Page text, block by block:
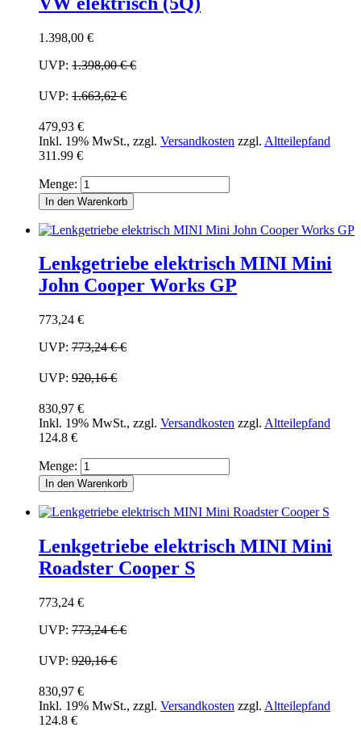
1.398,00 €
UVP: 1.398,00 €€
UVP: 1.663,62 €
479,93 €
Inkl. 19% MwSt., zzgl. Versandkosten zzgl. Altteilepfand
311.99 €
Menge:
In den Warenkorb
Lenkgetriebe elektrisch MINI Mini
John Cooper Works GP
773,24 €
UVP: 773,24 €€
UVP: 920,16 €
830,97 €
Inkl. 19% MwSt., zzgl. Versandkosten zzgl. Altteilepfand
124.8 €
Menge:
In den Warenkorb
Lenkgetriebe elektrisch MINI Mini
Roadster Cooper S
773,24 €
UVP: 773,24 €€
UVP: 920,16 €
830,97 €
Inkl. 19% MwSt., zzgl. Versandkosten zzgl. Altteilepfand
124.8 €